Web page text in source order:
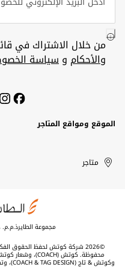
من خلال الاشتراك في
والأحكام وسياسة
الموقع ومواقع المتاجر
United
Arab
Kuwait
الإمارات
العربية
الكويت
متاجر
مجموعة الطايرذ.م.م.